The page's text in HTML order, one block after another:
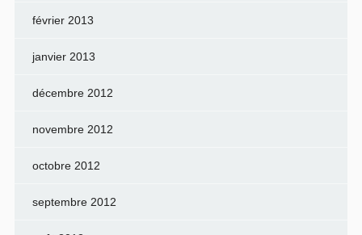
février 2013
janvier 2013
décembre 2012
novembre 2012
octobre 2012
septembre 2012